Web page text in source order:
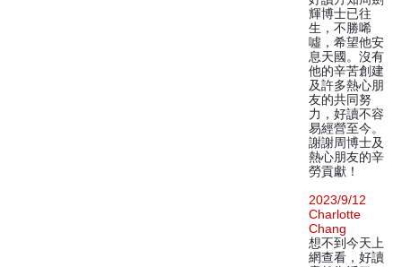
輝博士已往
生，不勝唏
噓，希望他安
息天國。沒有
他的辛苦創建
及許多熱心朋
友的共同努
力，好讀不容
易經營至今。
謝謝周博士及
熱心朋友的辛
勞貢獻！
2023/9/12
Charlotte
Chang
想不到今天上
網查看，好讀